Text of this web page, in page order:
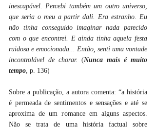
inescapável. Percebi também um outro universo,
que seria o meu a partir dali. Era estranho. Eu
não tinha conseguido imaginar nada parecido
com o que encontrei. E ainda tinha aquela festa
ruidosa e emocionada... Então, senti uma vontade
incontrolável de chorar. (Nunca mais é muito
tempo , p. 136)
Sobre a publicação, a autora comenta: “a história
é permeada de sentimentos e sensações e até se
aproxima de um romance em alguns aspectos.
Não se trata de uma história factual sobre